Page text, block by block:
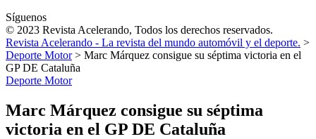
Síguenos
© 2023 Revista Acelerando, Todos los derechos reservados.
Revista Acelerando - La revista del mundo automóvil y el deporte. >
Deporte Motor> Marc Márquez consigue su séptima victoria en el
GP DE Cataluña
Deporte Motor
Marc Márquez consigue su séptima
victoria en el GP DE Cataluña